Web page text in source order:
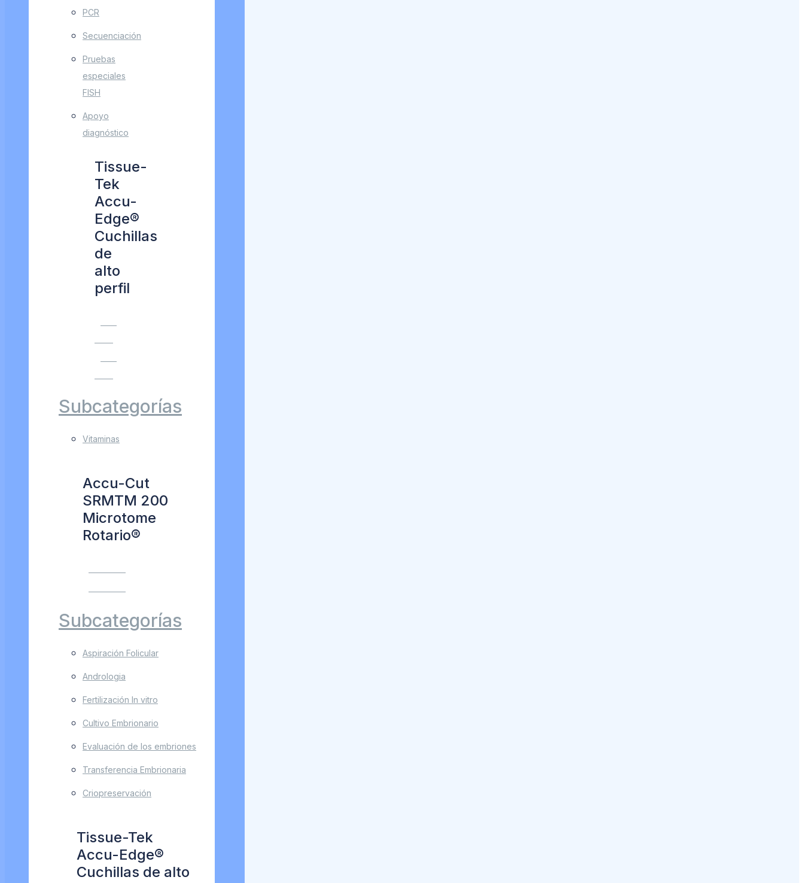
PCR
Secuenciación
Pruebas
especiales
FISH
Apoyo
diagnóstico
Tissue-
Tek
Accu-
Edge®
Cuchillas
de
alto
perfil
Subcategorías
Vitaminas
Accu-Cut
SRMTM 200
Microtome
Rotario®
Subcategorías
Aspiración Folicular
Andrologia
Fertilización In vitro
Cultivo Embrionario
Evaluación de los embriones
Transferencia Embrionaria
Criopreservación
Tissue-Tek
Accu-Edge®
Cuchillas de alto